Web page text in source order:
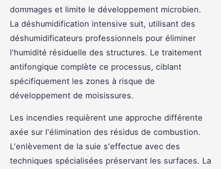
dommages et limite le développement microbien.
La déshumidification intensive suit, utilisant des
déshumidificateurs professionnels pour éliminer
l'humidité résiduelle des structures. Le traitement
antifongique complète ce processus, ciblant
spécifiquement les zones à risque de
développement de moisissures.
Les incendies requièrent une approche différente
axée sur l'élimination des résidus de combustion.
L'enlèvement de la suie s'effectue avec des
techniques spécialisées préservant les surfaces. La